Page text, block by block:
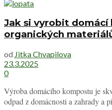
Jak si vyrobit domácí
organických
od Jitka Chvapilova
23.3.2025
0
Výroba domácího kompostu je
odpad z domácnosti a zahrady a